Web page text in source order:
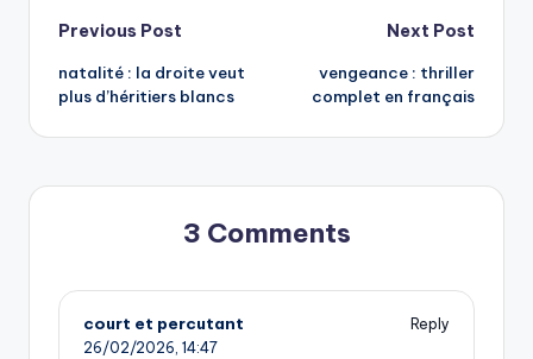
Post
navigation
Previous Post
natalité : la droite veut
plus d’héritiers blancs
Next Post
vengeance : thriller
complet en français
3 Comments
court et percutant
Reply
26/02/2026, 14:47